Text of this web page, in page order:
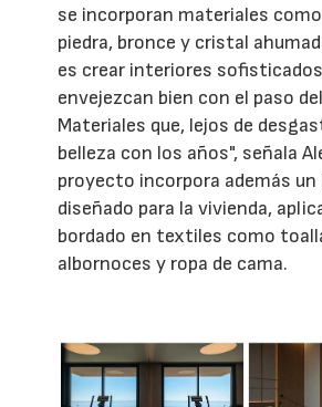
se incorporan materiales
piedra, bronce y cristal
es crear interiores
envejezcan bien con el paso
Materiales que, lejos de
belleza con los años", señala
proyecto incorpora además
diseñado para la vivienda,
bordado en textiles como
albornoces y ropa de cama.